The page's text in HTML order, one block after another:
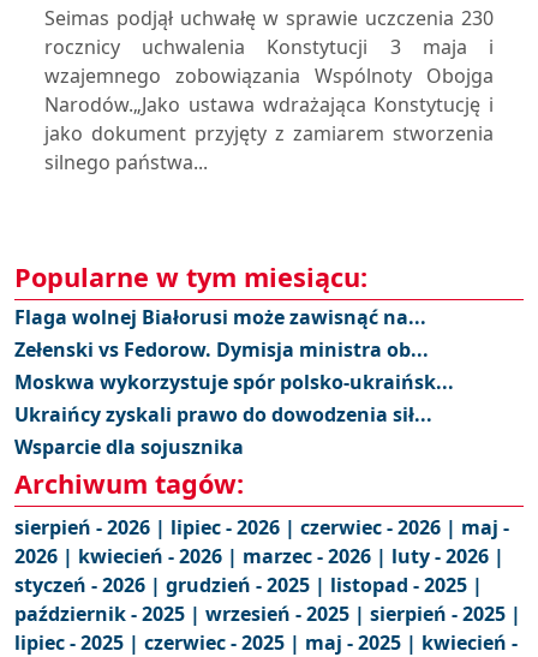
Seimas podjął uchwałę w sprawie uczczenia 230
rocznicy uchwalenia Konstytucji 3 maja i
wzajemnego zobowiązania Wspólnoty Obojga
Narodów.„Jako ustawa wdrażająca Konstytucję i
jako dokument przyjęty z zamiarem stworzenia
silnego państwa...
Popularne w tym miesiącu:
Flaga wolnej Białorusi może zawisnąć na...
Zełenski vs Fedorow. Dymisja ministra ob...
Moskwa wykorzystuje spór polsko-ukraińsk...
Ukraińcy zyskali prawo do dowodzenia sił...
Wsparcie dla sojusznika
Archiwum tagów:
sierpień - 2026 | lipiec - 2026 | czerwiec - 2026 | maj -
2026 | kwiecień - 2026 | marzec - 2026 | luty - 2026 |
styczeń - 2026 | grudzień - 2025 | listopad - 2025 |
październik - 2025 | wrzesień - 2025 | sierpień - 2025 |
lipiec - 2025 | czerwiec - 2025 | maj - 2025 | kwiecień -